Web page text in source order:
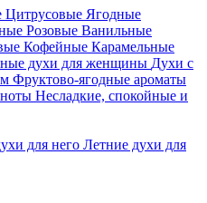
Цитрусовые Ягодные
Розовые Ванильные
Кофейные Карамельные
духи для женщины Духи с
Фруктово-ягодные ароматы
Несладкие, спокойные и
для него Летние духи для